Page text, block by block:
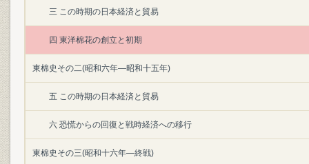
三 この時期の日本経済と貿易
四 東洋棉花の創立と初期
東棉史その二(昭和六年―昭和十五年)
五 この時期の日本経済と貿易
六 恐慌からの回復と戦時経済への移行
東棉史その三(昭和十六年―終戦)